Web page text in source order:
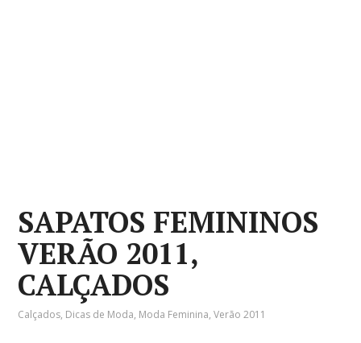
SAPATOS FEMININOS
VERÃO 2011,
CALÇADOS
Calçados, Dicas de Moda, Moda Feminina,Verão 2011